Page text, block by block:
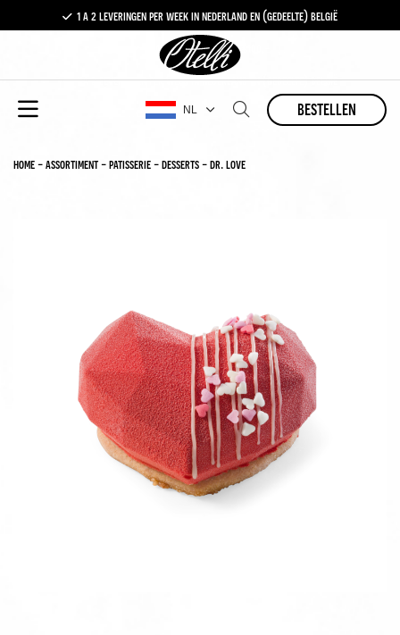
1 a 2 leveringen per week in nederland en (gedeelte) belgië
gratis levering vanaf €100,-
1 a 2 leveringen per week in nederland en (gedeelte) belgië
NL bestellen
home-assortiment-patisserie-desserts-dr. love